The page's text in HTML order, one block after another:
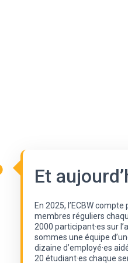
Et
En 2025, l’ECBW compte
membres réguliers
2000 participant·es sur
sommes une équipe
dizaine d’employé·es
20 étudiant·es chaque